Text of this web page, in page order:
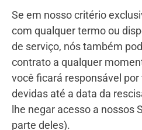
Se em nosso critério
com qualquer termo ou
de serviço, nós também
contrato a qualquer
você ficará responsável
devidas até a data da
lhe negar acesso a nossos
parte deles).